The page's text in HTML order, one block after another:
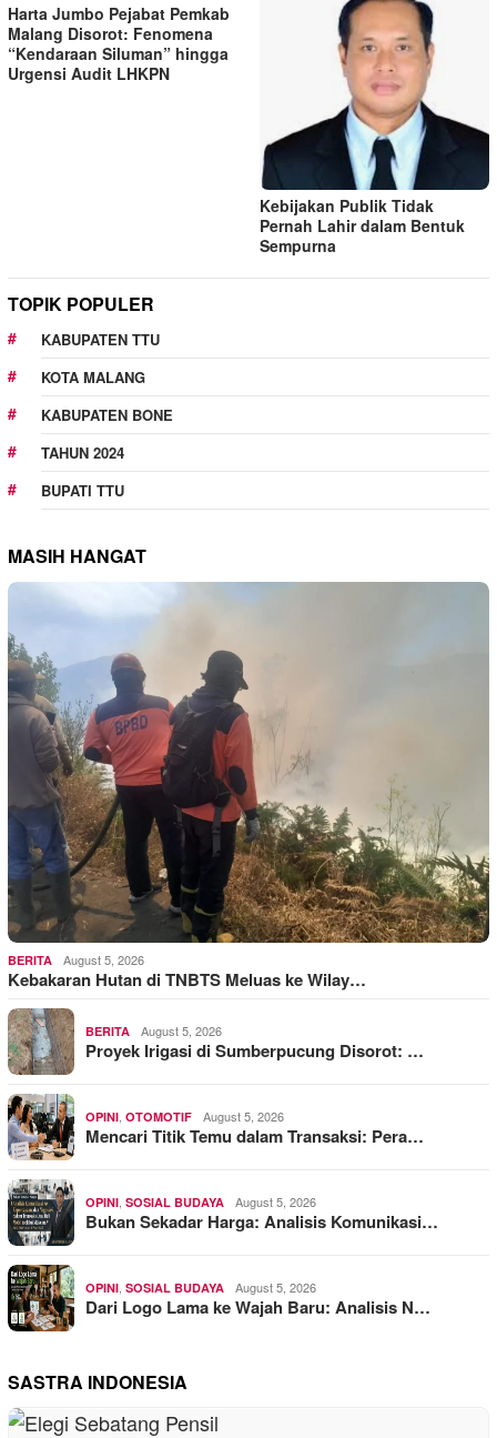
Harta Jumbo Pejabat Pemkab
Malang Disorot: Fenomena
“Kendaraan Siluman” hingga
Urgensi Audit LHKPN
Kebijakan Publik Tidak
Pernah Lahir dalam Bentuk
Sempurna
TOPIK POPULER
KABUPATEN TTU
KOTA MALANG
KABUPATEN BONE
TAHUN 2024
BUPATI TTU
MASIH HANGAT
BERITA August 5, 2026
Kebakaran Hutan di TNBTS Meluas ke Wilay…
BERITA August 5, 2026
Proyek Irigasi di Sumberpucung Disorot: …
OPINI OTOMOTIF August 5, 2026
Mencari Titik Temu dalam Transaksi: Pera…
OPINI SOSIAL BUDAYA August 5, 2026
Bukan Sekadar Harga: Analisis Komunikasi…
OPINI SOSIAL BUDAYA August 5, 2026
Dari Logo Lama ke Wajah Baru: Analisis N…
SASTRA INDONESIA